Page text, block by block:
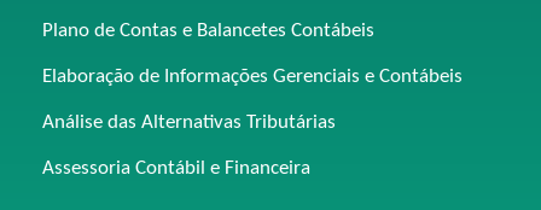
Plano de Contas e Balancetes Contábeis
Elaboração de Informações Gerenciais e Contábeis
Análise das Alternativas Tributárias
Assessoria Contábil e Financeira